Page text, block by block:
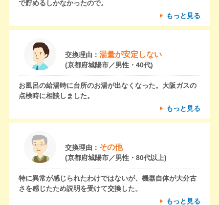
で貯めるしかなかったので。
もっと見る
交換理由： 湯量が安定しない
(京都府城陽市／男性・40代)
お風呂の給湯時に台所のお湯が出なくなった。大阪ガスの
点検時に相談しました。
もっと見る
交換理由： その他
(京都府城陽市／男性・80代以上)
特に異常が感じられたわけではないが、機器自体が大分古
さを感じたため説明を受けて交換した。
もっと見る